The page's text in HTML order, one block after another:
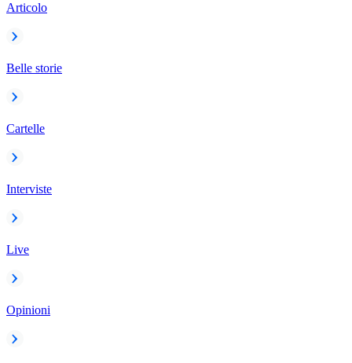
Articolo
Belle storie
Cartelle
Interviste
Live
Opinioni